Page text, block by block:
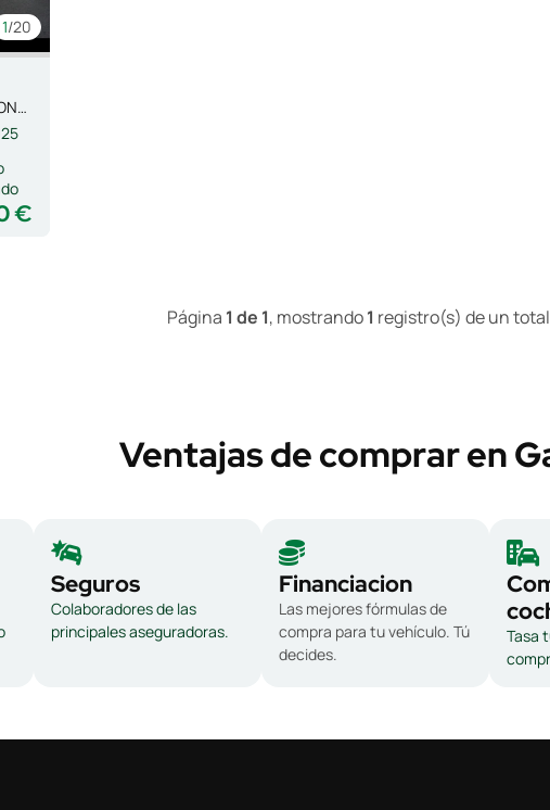
1/20
TECHNO 90 KW (120 CV) AUTONOMIA URBANA
€
Página 1 de 1, mostrando1 registro(s) de un
Ventajas de comprar en
Seguros
Colaboradores de las
principales aseguradoras.
Financiacion
Las mejores fórmulas de
compra para tu vehículo. Tú
decides.
Tasa